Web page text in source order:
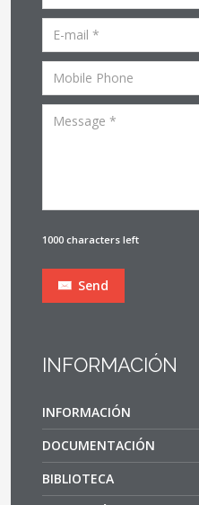
1000 characters left
Send
INFORMACIÓN
INFORMACIÓN
DOCUMENTACIÓN
BIBLIOTECA